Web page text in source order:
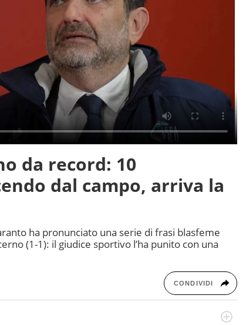
da record: 10
dal campo, arriva la
ha pronunciato una serie di frasi blasfeme
(1-1): il giudice sportivo l’ha punito con una
CONDIVIDI